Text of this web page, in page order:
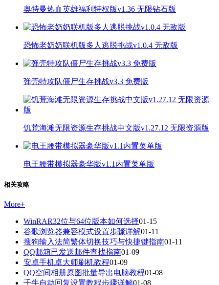
奥特曼热血英雄福利特权版v1.36 无限钻石版
恐怖老奶奶联机版多人逃脱挑战v1.0.4 无敌版
弹壳特攻队僵尸生存挑战v3.3 免费版
饥荒海滩无限资源生存挑战中文版v1.27.12 无限资源版
电王腰带模拟器豪华版v1.1内置菜单版
相关攻略
More+
WinRAR32位与64位版本如何选择01-15
谷歌浏览器兼容模式设置步骤详解01-11
搜狗输入法简繁体切换技巧与快捷键指南01-11
QQ邮箱已发送邮件查找指南01-09
安卓手机卓大师刷机教程01-09
QQ空间相册原图批量导出电脑教程01-08
千牛自动回复设置教程步骤详解01-08